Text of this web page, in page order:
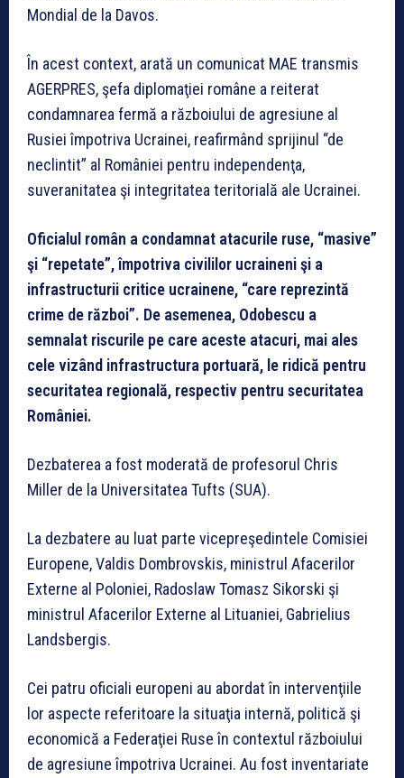
Mondial de la Davos.
În acest context, arată un comunicat MAE transmis
AGERPRES, şefa diplomaţiei române a reiterat
condamnarea fermă a războiului de agresiune al
Rusiei împotriva Ucrainei, reafirmând sprijinul “de
neclintit” al României pentru independenţa,
suveranitatea şi integritatea teritorială ale Ucrainei.
Oficialul român a condamnat atacurile ruse, “masive”
şi “repetate”, împotriva civililor ucraineni şi a
infrastructurii critice ucrainene, “care reprezintă
crime de război”. De asemenea, Odobescu a
semnalat riscurile pe care aceste atacuri, mai ales
cele vizând infrastructura portuară, le ridică pentru
securitatea regională, respectiv pentru securitatea
României.
Dezbaterea a fost moderată de profesorul Chris
Miller de la Universitatea Tufts (SUA).
La dezbatere au luat parte vicepreşedintele Comisiei
Europene, Valdis Dombrovskis, ministrul Afacerilor
Externe al Poloniei, Radoslaw Tomasz Sikorski şi
ministrul Afacerilor Externe al Lituaniei, Gabrielius
Landsbergis.
Cei patru oficiali europeni au abordat în intervenţiile
lor aspecte referitoare la situaţia internă, politică şi
economică a Federaţiei Ruse în contextul războiului
de agresiune împotriva Ucrainei. Au fost inventariate